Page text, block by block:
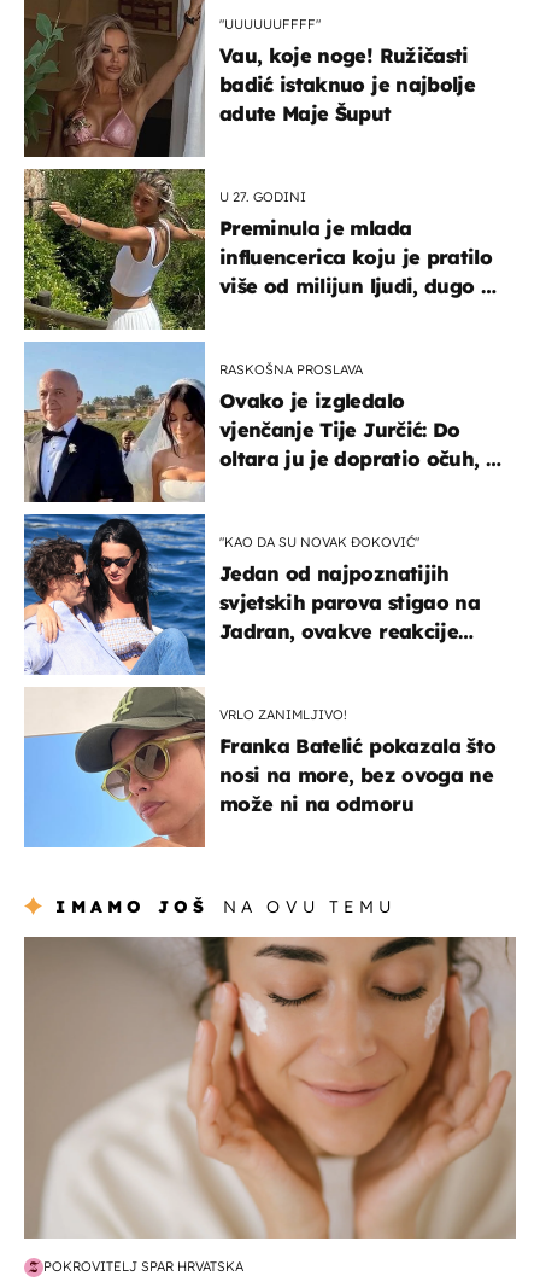
"UUUUUUFFFF"
Vau, koje noge! Ružičasti
badić istaknuo je najbolje
adute Maje Šuput
U 27. GODINI
Preminula je mlada
influencerica koju je pratilo
više od milijun ljudi, dugo se
RASKOŠNA PROSLAVA
Ovako je izgledalo
vjenčanje Tije Jurčić: Do
oltara ju je dopratio očuh, a
"KAO DA SU NOVAK ĐOKOVIĆ"
Jedan od najpoznatijih
svjetskih parova stigao na
Jadran, ovakve reakcije
VRLO ZANIMLJIVO!
Franka Batelić pokazala što
nosi na more, bez ovoga ne
može ni na odmoru
IMAMO JOŠ NA OVU TEMU
moda & ljepota
POKROVITELJ SPAR HRVATSKA